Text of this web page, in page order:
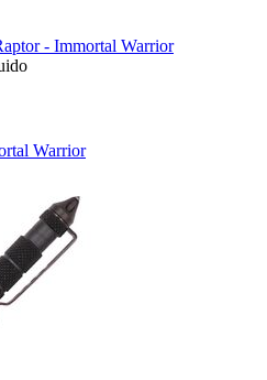
- Immortal Warrior
Warrior